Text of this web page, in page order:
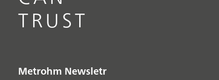
TRUST
Metrohm Newsletr